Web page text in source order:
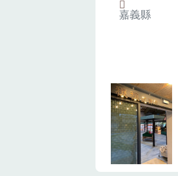
嘉義縣